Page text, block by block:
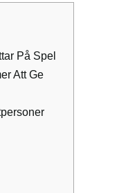
På Spel
Att Ge